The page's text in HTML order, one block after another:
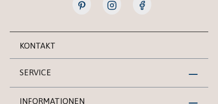
KONTAKT
SERVICE
INFORMATIONEN